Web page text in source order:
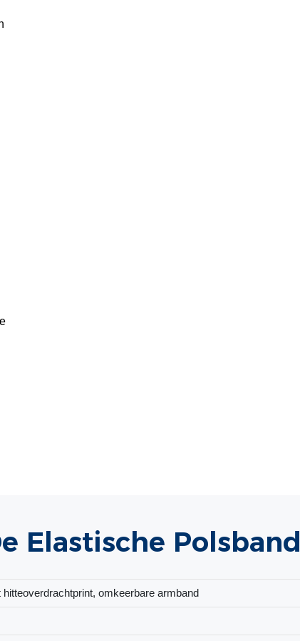
Elastische Polsband
omkeerbare armband